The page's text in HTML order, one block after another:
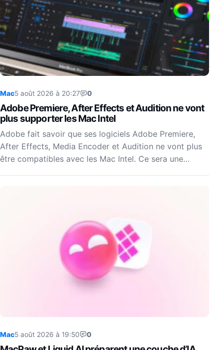
Mac5 août 2026 à 20:27 0
Adobe Premiere, After Effects et Audition ne vont
plus supporter les Mac Intel
Adobe fait savoir que ses logiciels Adobe Premiere,
After Effects, Media Encoder et Audition ne vont plus
être compatibles avec les Mac Intel. Ce sera une…
Mac5 août 2026 à 19:50 0